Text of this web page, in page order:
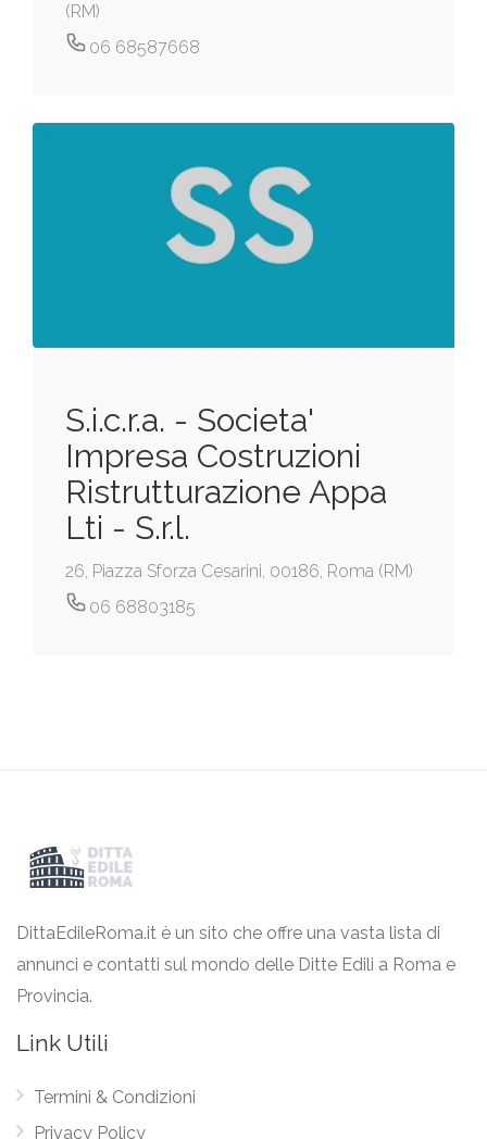
(RM)
06 68587668
S.i.c.r.a. - Societa'
Impresa Costruzioni
Ristrutturazione Appa
Lti - S.r.l.
26, Piazza Sforza Cesarini, 00186, Roma (RM)
06 68803185
DittaEdileRoma.it è un sito che offre una vasta lista di
annunci e contatti sul mondo delle Ditte Edili a Roma e
Provincia.
Link Utili
Termini & Condizioni
Privacy Policy